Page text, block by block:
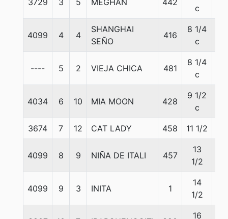
3729 3 5 MEGHAN 442
c
4099 4 4
SHANGHAI
SEÑO
416
8 1/4
c
---- 5 2 VIEJA CHICA 481
8 1/4
c
4034 6 10 MIA MOON 428
9 1/2
c
3674 7 12 CAT LADY 458 11 1/2
4099 8 9 NIÑA DE ITALI 457
13
1/2
4099 9 3 INITA 1
14
1/2
16